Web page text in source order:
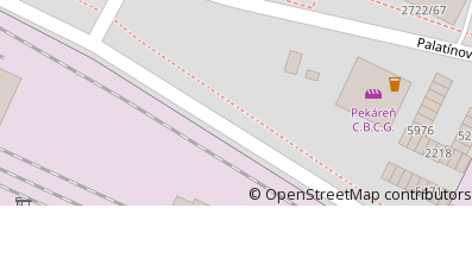
©OpenStreetMap contributors